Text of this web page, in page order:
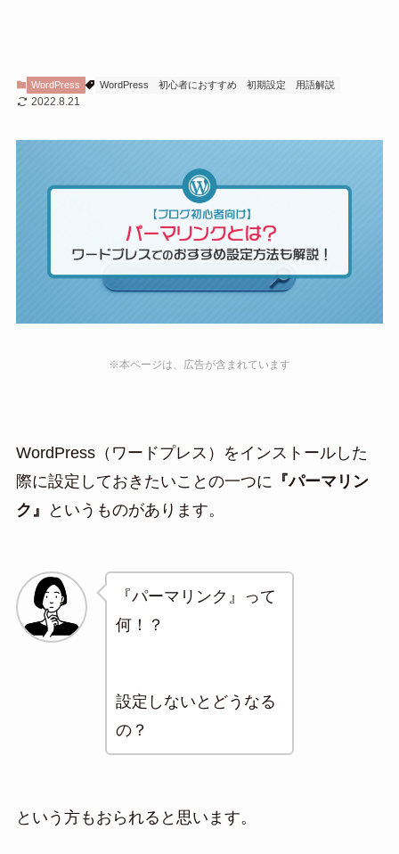
WordPress WordPress 初心者におすすめ 初期設定 用語解説
2022.8.21
※本ページは、広告が含まれています
WordPress（ワードプレス）をインストールした
際に設定しておきたいことの一つに 『パーマリン
ク』
というものがあります。
『パーマリンク』って
何！？
設定しないとどうなる
の？
という方もおられると思います。